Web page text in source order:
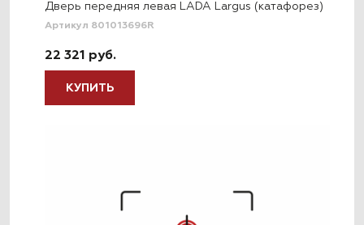
Дверь передняя левая LADA Largus (катафорез)
Артикул 801013696R
22 321 руб.
КУПИТЬ